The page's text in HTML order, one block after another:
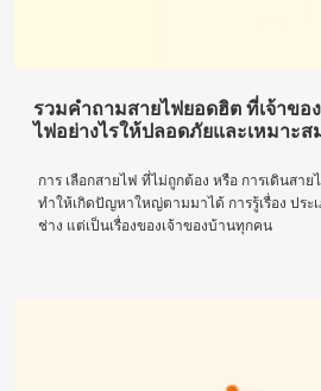
รวมคำถามสายไฟยอดฮิต ที่เจ้าขอ
ไฟอย่างไรให้ปลอดภัยและเหมาะส
การ เลือกสายไฟ ที่ไม่ถูกต้อง หรือ การเดินสา
ทำให้เกิดปัญหาใหญ่ตามมาได้ การรู้เรื่อง ประ
ช่าง แต่เป็นเรื่องของเจ้าของบ้านทุกคน